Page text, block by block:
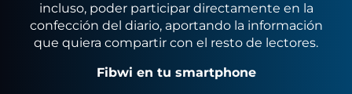
incluso, poder participar directamente en la
confección del diario, aportando la información
que quiera compartir con el resto de lectores.
Fibwi en tu smartphone